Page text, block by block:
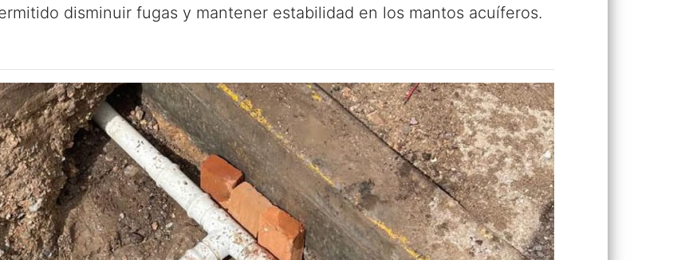
disminuir fugas y mantener estabilidad en los mantos acuíferos.